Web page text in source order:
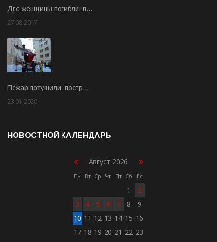
Две женщины погибли, п…
27.08.2017
Пожар потушили, постр…
23.01.2020
НОВОСТНОЙ КАЛЕНДАРЬ
« Август 2026 »
Пн Вт Ср Чт Пт Сб Вс
1
2
3
4 5 6 7 8
9
10 11 12 13 14 15 16
17 18 19 20 21 22 23